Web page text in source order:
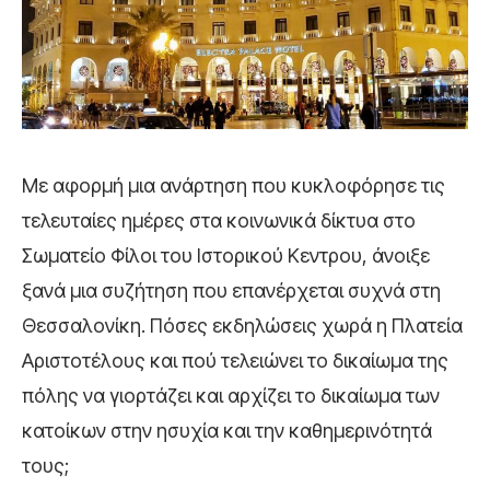
Με αφορμή μια ανάρτηση που κυκλοφόρησε τις
τελευταίες ημέρες στα κοινωνικά δίκτυα στο
Σωματείο Φίλοι του Ιστορικού Κεντρου, άνοιξε
ξανά μια συζήτηση που επανέρχεται συχνά στη
Θεσσαλονίκη. Πόσες εκδηλώσεις χωρά η Πλατεία
Αριστοτέλους και πού τελειώνει το δικαίωμα της
πόλης να γιορτάζει και αρχίζει το δικαίωμα των
κατοίκων στην ησυχία και την καθημερινότητά
τους;